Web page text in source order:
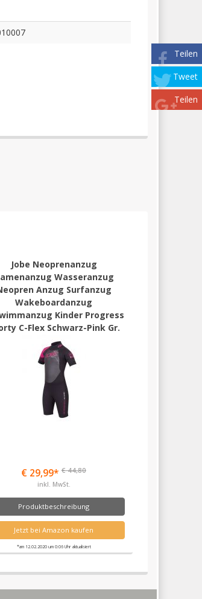
Teilen
Tweet
Teilen
Jobe Neoprenanzug
Wasseranzug
Anzug Surfanzug
Wakeboardanzug
Kinder Progress
C-Flex Schwarz-Pink Gr.
XS
€ 29,99* € 44,80
inkl. MwSt.
Produktbeschreibung
Jetzt bei Amazon kaufen
*am 12.02.2020 um 0:06 Uhr aktualisiert